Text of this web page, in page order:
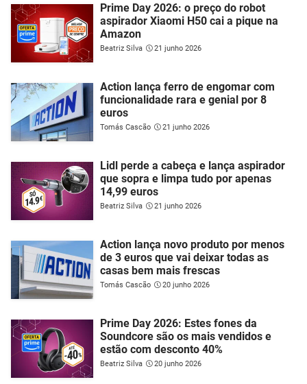
Prime Day 2026: o preço do robot
aspirador Xiaomi H50 cai a pique na
Amazon
Beatriz Silva 21 junho 2026
Action lança ferro de engomar com
funcionalidade rara e genial por 8
euros
Tomás Cascão 21 junho 2026
Lidl perde a cabeça e lança aspirador
que sopra e limpa tudo por apenas
14,99 euros
Beatriz Silva 21 junho 2026
Action lança novo produto por menos
de 3 euros que vai deixar todas as
casas bem mais frescas
Tomás Cascão 20 junho 2026
Prime Day 2026: Estes fones da
Soundcore são os mais vendidos e
estão com desconto 40%
Beatriz Silva 20 junho 2026